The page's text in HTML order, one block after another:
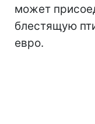
может
блестящую
евро.